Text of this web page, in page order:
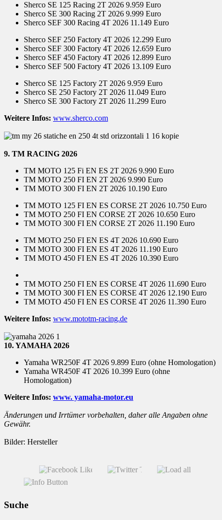
Sherco SE 125 Racing 2T 2026 9.959 Euro
Sherco SE 300 Racing 2T 2026 9.999 Euro
Sherco SEF 300 Racing 4T 2026 11.149 Euro
Sherco SEF 250 Factory 4T 2026 12.299 Euro
Sherco SEF 300 Factory 4T 2026 12.659 Euro
Sherco SEF 450 Factory 4T 2026 12.899 Euro
Sherco SEF 500 Factory 4T 2026 13.109 Euro
Sherco SE 125 Factory 2T 2026 9.959 Euro
Sherco SE 250 Factory 2T 2026 11.049 Euro
Sherco SE 300 Factory 2T 2026 11.299 Euro
Weitere Infos: www.sherco.com
9. TM RACING 2026
TM MOTO 125 Fi EN ES 2T 2026 9.990 Euro
TM MOTO 250 FI EN 2T 2026 9.990 Euro
TM MOTO 300 FI EN 2T 2026 10.190 Euro
TM MOTO 125 FI EN ES CORSE 2T 2026 10.750 Euro
TM MOTO 250 FI EN CORSE 2T 2026 10.650 Euro
TM MOTO 300 FI EN CORSE 2T 2026 11.190 Euro
TM MOTO 250 FI EN ES 4T 2026 10.690 Euro
TM MOTO 300 FI EN ES 4T 2026 11.190 Euro
TM MOTO 450 FI EN ES 4T 2026 10.390 Euro
TM MOTO 250 FI EN ES CORSE 4T 2026 11.690 Euro
TM MOTO 300 FI EN ES CORSE 4T 2026 12.190 Euro
TM MOTO 450 FI EN ES CORSE 4T 2026 11.390 Euro
Weitere Infos: www.mototm-racing.de
10. YAMAHA 2026
Yamaha WR250F 4T 2026 9.899 Euro (ohne Homologation)
Yamaha WR450F 4T 2026 10.399 Euro (ohne
Homologation)
Weitere Infos: www. yamaha-motor.eu
Änderungen und Irrtümer vorbehalten, daher alle Angaben ohne
Gewähr.
Bilder: Hersteller
Suche